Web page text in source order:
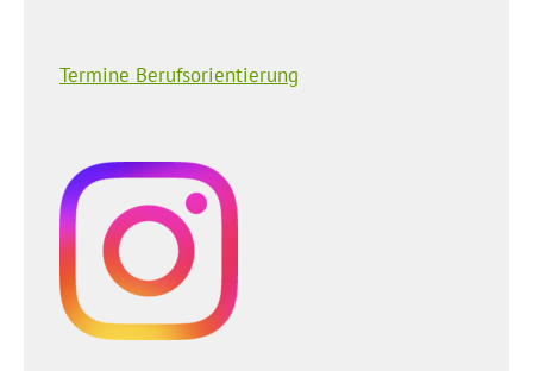
Termine Berufsorientierung